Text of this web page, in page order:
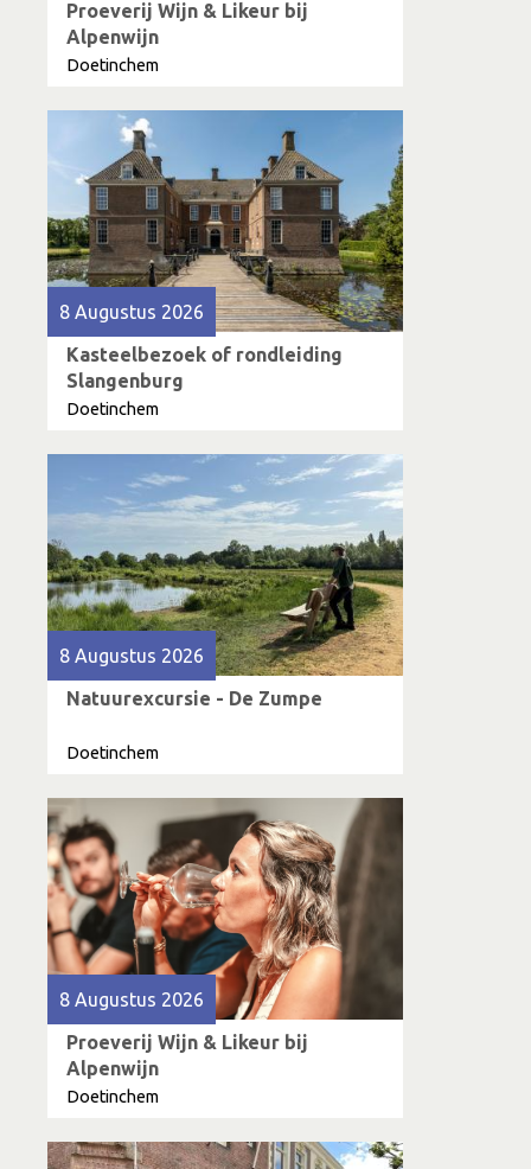
Proeverij Wijn & Likeur bij
Alpenwijn
Doetinchem
8 Augustus 2026
Kasteelbezoek of rondleiding
Slangenburg
Doetinchem
8 Augustus 2026
Natuurexcursie - De Zumpe
Doetinchem
8 Augustus 2026
Proeverij Wijn & Likeur bij
Alpenwijn
Doetinchem